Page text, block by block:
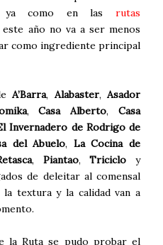
ya como en las rutas
año no va a ser menos
como ingrediente principal
A’Barra, Alabaster, Asador
,Casa Alberto,Casa
Invernadero de Rodrigo de
del Abuelo, La Cocina de
, Piantao,Triciclo y
de deleitar al comensal
textura y la calidad van a
la Ruta se pudo probar el